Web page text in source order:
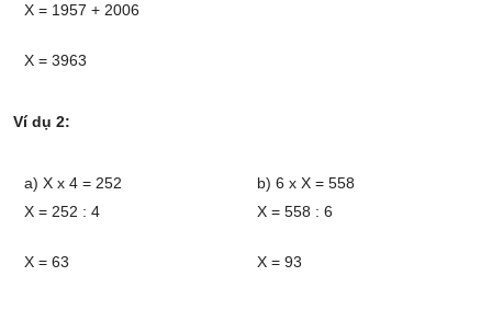
X = 1957 + 2006
X = 3963
Ví dụ 2:
a) X x 4 = 252
X = 252 : 4
X = 63
b) 6 x X = 558
X = 558 : 6
X = 93